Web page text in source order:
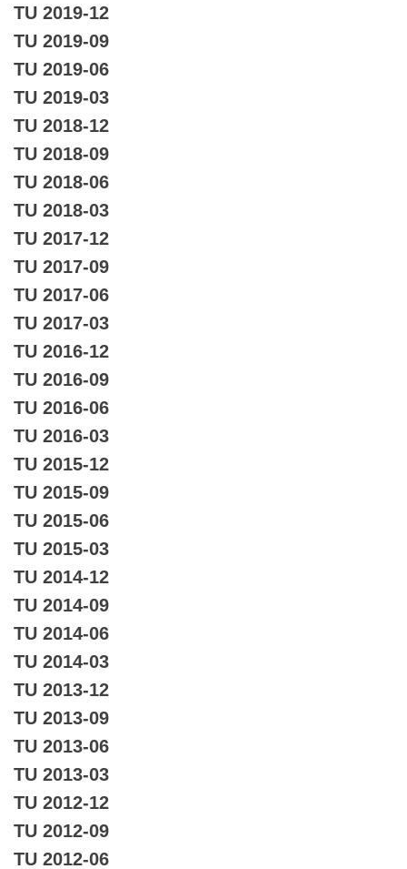
TU 2019-12
TU 2019-09
TU 2019-06
TU 2019-03
TU 2018-12
TU 2018-09
TU 2018-06
TU 2018-03
TU 2017-12
TU 2017-09
TU 2017-06
TU 2017-03
TU 2016-12
TU 2016-09
TU 2016-06
TU 2016-03
TU 2015-12
TU 2015-09
TU 2015-06
TU 2015-03
TU 2014-12
TU 2014-09
TU 2014-06
TU 2014-03
TU 2013-12
TU 2013-09
TU 2013-06
TU 2013-03
TU 2012-12
TU 2012-09
TU 2012-06